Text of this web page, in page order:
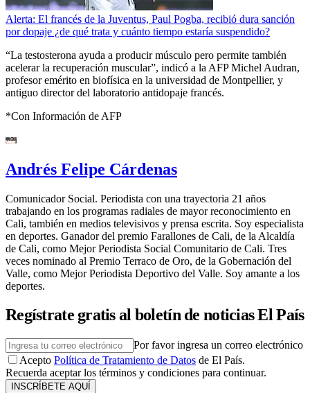
Alerta: El francés de la Juventus, Paul Pogba, recibió dura sanción
por dopaje ¿de qué trata y cuánto tiempo estaría suspendido?
“La testosterona ayuda a producir músculo pero permite también
acelerar la recuperación muscular”, indicó a la AFP Michel Audran,
profesor emérito en biofísica en la universidad de Montpellier, y
antiguo director del laboratorio antidopaje francés.
*Con Información de AFP
Andrés Felipe Cárdenas
Comunicador Social. Periodista con una trayectoria 21 años
trabajando en los programas radiales de mayor reconocimiento en
Cali, también en medios televisivos y prensa escrita. Soy especialista
en deportes. Ganador del premio Farallones de Cali, de la Alcaldía
de Cali, como Mejor Periodista Social Comunitario de Cali. Tres
veces nominado al Premio Terraco de Oro, de la Gobernación del
Valle, como Mejor Periodista Deportivo del Valle. Soy amante a los
deportes.
Regístrate gratis al boletín de noticias El País
Por favor ingresa un correo electrónico
Acepto Política de Tratamiento de Datos de El País.
Recuerda aceptar los términos y condiciones para continuar.
INSCRÍBETE AQUÍ